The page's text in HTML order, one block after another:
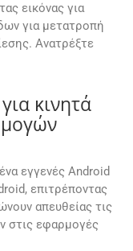
εικόνας για
για μετατροπή
Ανατρέξτε
κινητά
εγγενές Android
επιτρέποντας
απευθείας τις
στις εφαρμογές